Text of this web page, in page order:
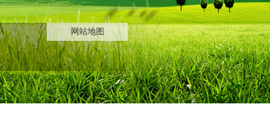
网站地图